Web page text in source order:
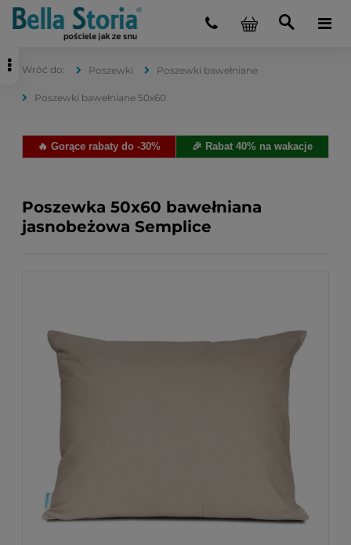
Poszewki Poszewki bawełniane
Poszewki bawełniane 50x60
🔥 Gorące rabaty do -30% 🎉 Rabat 40% na wakacje
Poszewka 50x60 bawełniana
jasnobeżowa Semplice